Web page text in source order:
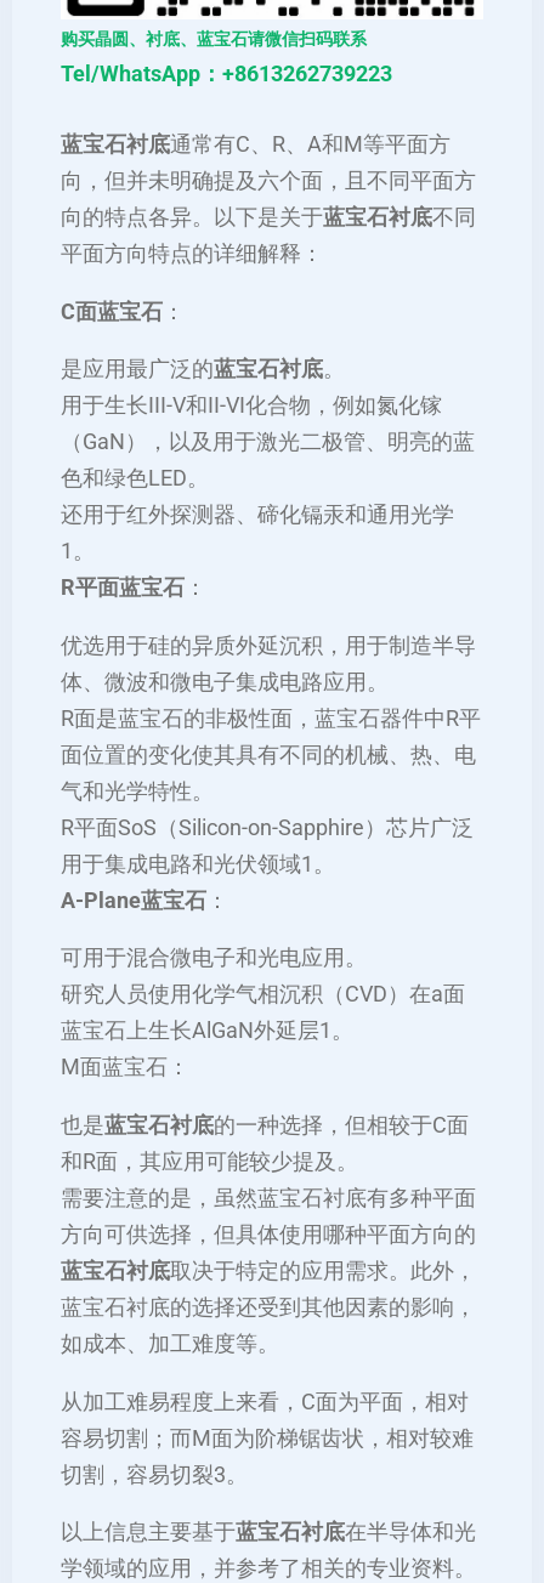
购买晶圆、衬底、蓝宝石请微信扫码联系
Tel/WhatsApp：+8613262739223
‌蓝宝石衬底通常有C、R、A和M等平面方
向，但并未明确提及六个面，且不同平面方
向的特点各异‌。以下是关于蓝宝石衬底不同
平面方向特点的详细解释：
C面蓝宝石‌ ：
是应用最广泛的蓝宝石衬底。
用于生长III-V和II-VI化合物，例如氮化镓
（GaN），以及用于激光二极管、明亮的蓝
色和绿色LED。
还用于红外探测器、碲化镉汞和通用光学‌
1。
R平面蓝宝石‌ ：
优选用于硅的异质外延沉积，用于制造半导
体、微波和微电子集成电路应用。
R面是蓝宝石的非极性面，蓝宝石器件中R平
面位置的变化使其具有不同的机械、热、电
气和光学特性。
R平面SoS（Silicon-on-Sapphire）芯片广泛
用于集成电路和光伏领域‌1。
‌A-Plane蓝宝石‌ ：
可用于混合微电子和光电应用。
研究人员使用化学气相沉积（CVD）在a面
蓝宝石上生长AlGaN外延层‌1。
‌M面蓝宝石‌：
也是蓝宝石衬底的一种选择，但相较于C面
和R面，其应用可能较少提及。
需要注意的是，虽然蓝宝石衬底有多种平面
方向可供选择，但具体使用哪种平面方向的
蓝宝石衬底取决于特定的应用需求。此外，
蓝宝石衬底的选择还受到其他因素的影响，
如成本、加工难度等。
从加工难易程度上来看，C面为平面，相对
容易切割；而M面为阶梯锯齿状，相对较难
切割，容易切裂‌3。
以上信息主要基于蓝宝石衬底在半导体和光
学领域的应用，并参考了相关的专业资料。